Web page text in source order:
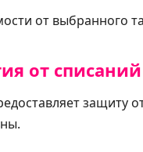
от выбранного
от
защиту